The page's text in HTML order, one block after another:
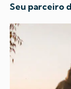
Seu parceiro